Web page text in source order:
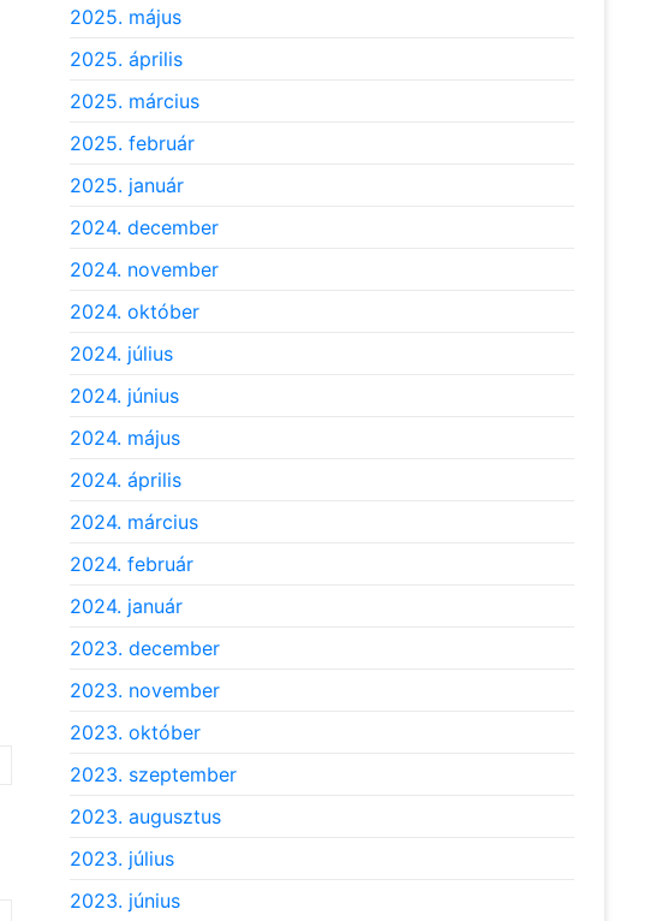
2025. május
2025. április
2025. március
2025. február
2025. január
2024. december
2024. november
2024. október
2024. július
2024. június
2024. május
2024. április
2024. március
2024. február
2024. január
2023. december
2023. november
2023. október
2023. szeptember
2023. augusztus
2023. július
2023. június